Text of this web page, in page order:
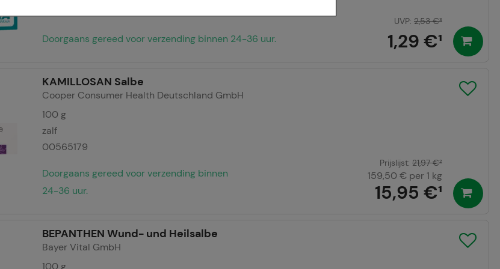
gebruikt om de winkelervaring nog aantrekkelijker te maken,
van de bezoeker of om onze site aan te passen aan het
behoeften en om ons affiliate programma uit te voeren.
kunnen gebruiken om onze website verder voor u te optimaliseren,
maar ook de reclame op sites van derden zo relevant mogelijk voor
dat gegevens voor dit doel soms worden doorgegeven aan derden,
Doorgaans gereed voor verzending binnen 24-36 uur. 1,29 €¹
UVP: 2,53 €³
KAMILLOSAN Salbe
Cooper Consumer Health Deutschland GmbH
100 g
zalf
00565179
Doorgaans gereed voor verzending binnen
24-36 uur.
15,95 €¹
Prijslijst: 21,97 €²
159,50 € per 1 kg
BEPANTHEN Wund- und Heilsalbe
Bayer Vital GmbH